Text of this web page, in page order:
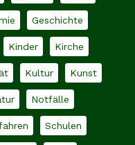
Geschichte
Kinder Kirche
Kultur Kunst
Notfälle
Schulen